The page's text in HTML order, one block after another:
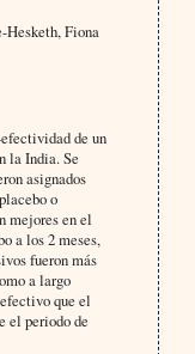
Fiona
de un
la India. Se
asignados
o
mejores en el
a los 2 meses,
fueron más
a largo
que el
el periodo de